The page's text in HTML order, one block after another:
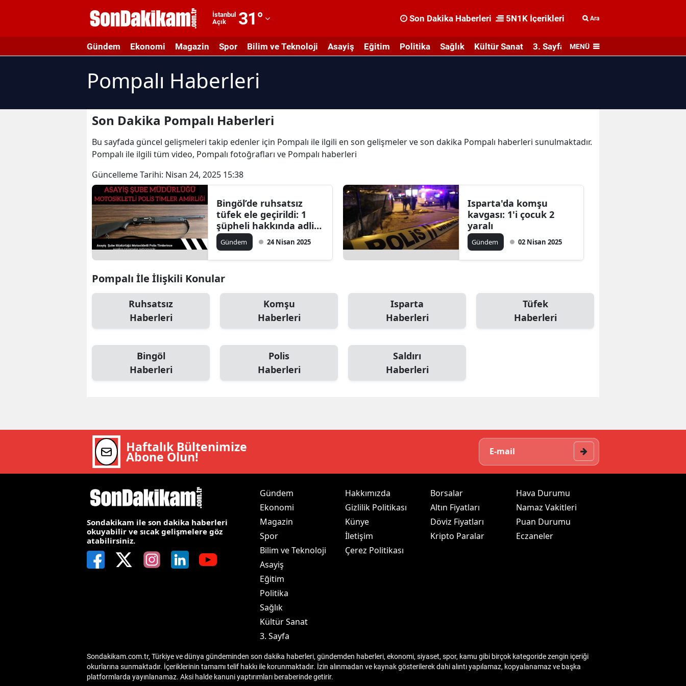
İstanbul
Açık
31°
Adıyaman
Afyonkarahisar
Amasya
Antalya
Artvin
Aydın
Balıkesir
Bilecik
Bingöl
Bitlis
Bursa
Denizli
Diyarbakır
Gümüşhane
Hatay
Isparta
Son Dakika Haberleri 5N1K İçerikleri Ara
Gündem Ekonomi Magazin Spor Bilim ve Teknoloji Asayiş Eğitim Politika Sağlık Kültür Sanat 3. Sayfa MENÜ
Pompalı Haberleri
Son Dakika Pompalı Haberleri
Bu sayfada güncel gelişmeleri takip edenler için Pompalı ile ilgili en son gelişmeler ve son dakika Pompalı haberleri sunulmaktadır.
Pompalı ile ilgili tüm video, Pompalı fotoğrafları ve Pompalı haberleri
Güncelleme Tarihi: Nisan 24, 2025 15:38
Bingöl’de ruhsatsız
tüfek ele geçirildi: 1
şüpheli hakkında adli
işlem başlatıldı
Gündem 24 Nisan 2025
Isparta'da komşu
kavgası: 1'i çocuk 2
yaralı
Gündem 02 Nisan 2025
Pompalı İle İlişkili Konular
Ruhsatsız
Haberleri
Komşu
Haberleri
Isparta
Haberleri
Tüfek
Haberleri
Bingöl
Haberleri
Polis
Haberleri
Saldırı
Haberleri
Haftalık Bültenimize
Abone Olun!
Sondakikam ile son dakika haberleri
okuyabilir ve sıcak gelişmelere göz
atabilirsiniz.
Gündem
Ekonomi
Magazin
Spor
Bilim ve Teknoloji
Asayiş
Eğitim
Politika
Sağlık
Kültür Sanat
3. Sayfa
Hakkımızda
Gizlilik Politikası
Künye
İletişim
Çerez Politikası
Borsalar
Altın Fiyatları
Döviz Fiyatları
Kripto Paralar
Hava Durumu
Namaz Vakitleri
Puan Durumu
Eczaneler
Sondakikam.com.tr, Türkiye ve dünya gündeminden son dakika haberleri, gündemden haberleri, ekonomi, siyaset, spor, kamu gibi birçok kategoride zengin içeriği
okurlarına sunmaktadır. İçeriklerinin tamamı telif hakkı ile korunmaktadır. İzin alınmadan ve kaynak gösterilerek dahi alıntı yapılamaz, kopyalanamaz ve başka
platformlarda yayınlanamaz. Aksi halde kanuni yaptırımları beraberinde getirir.